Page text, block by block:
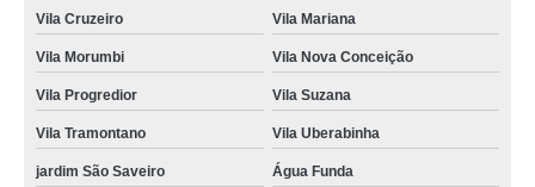
cotação de cartão de pvc mifare Itapevi
cartão pvc branco para crachá preço Suzano
cotação de cartão de pvc para crachá Cananéia
cartão pvc branco Moema
cotação de cartão pvc com chip Raposo Tavares
Vila Cruzeiro Vila Mariana
Vila Morumbi Vila Nova Conceição
Vila Progredior Vila Suzana
Vila Tramontano Vila Uberabinha
jardim São Saveiro Água Funda